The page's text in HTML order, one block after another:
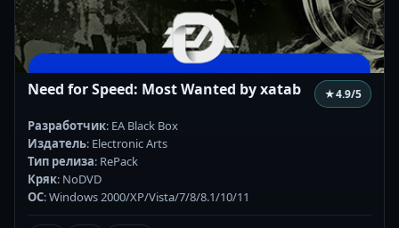
Need for Speed: Most Wanted by xatab ★4.9/5
Разработчик: EA Black Box
Издатель: Electronic Arts
Тип релиза: RePack
Кряк: NoDVD
ОС: Windows 2000/XP/Vista/7/8/8.1/10/11